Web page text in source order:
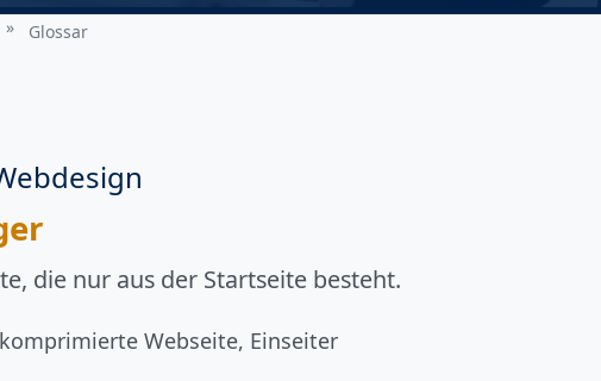
Glossar
die nur aus der Startseite besteht.
komprimierte Webseite, Einseiter